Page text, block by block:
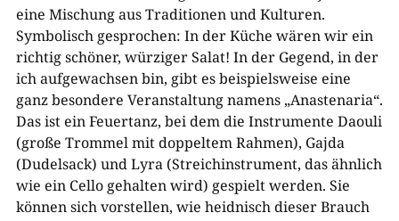
eine Mischung aus Traditionen und Kulturen.
Symbolisch gesprochen: In der Küche wären wir ein
richtig schöner, würziger Salat! In der Gegend, in der
ich aufgewachsen bin, gibt es beispielsweise eine
ganz besondere Veranstaltung namens „Anastenaria“.
Das ist ein Feuertanz, bei dem die Instrumente Daouli
(große Trommel mit doppeltem Rahmen), Gajda
(Dudelsack) und Lyra (Streichinstrument, das ähnlich
wie ein Cello gehalten wird) gespielt werden. Sie
können sich vorstellen, wie heidnisch dieser Brauch